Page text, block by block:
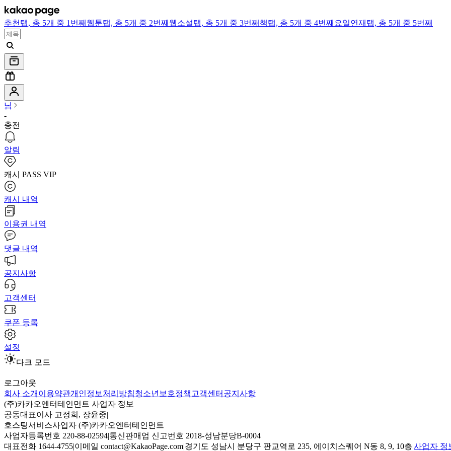
추천 탭, 총 5개 중 1번째 웹툰탭, 총 5개 중 2번째 웹소설탭, 총 5개 중 3번째 책탭, 총 5개 중 4번째 요일연재 탭, 총 5개 중 5번째
님
-
충전
알림
캐시 PASS VIP
캐시 내역
이용권 내역
댓글 내역
공지사항
고객센터
쿠폰 등록
설정
다크 모드
로그아웃
회사 소개 이용약관개인정보처리방침청소년보호정책 고객센터 공지사항
(주)카카오엔터테인먼트 사업자 정보
공동대표이사 고정희, 장윤중|
호스팅서비스사업자 (주)카카오엔터테인먼트
사업자등록번호 220-88-02594|통신판매업 신고번호 2018-성남분당B-0004
대표전화 1644-4755|이메일 contact@KakaoPage.com|경기도 성남시 분당구 판교역로 235, 에이치스퀘어 N동 8, 9, 10층|사업자 정